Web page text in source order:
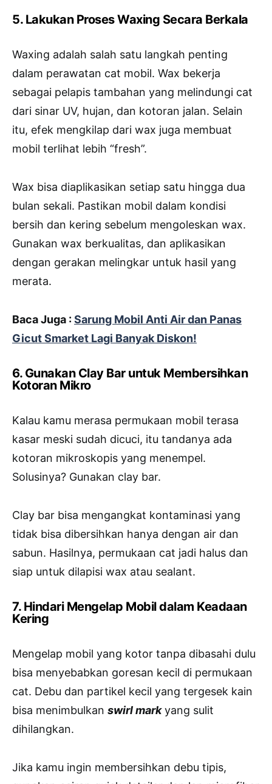
5. Lakukan Proses Waxing Secara Berkala
Waxing adalah salah satu langkah penting
dalam perawatan cat mobil. Wax bekerja
sebagai pelapis tambahan yang melindungi cat
dari sinar UV, hujan, dan kotoran jalan. Selain
itu, efek mengkilap dari wax juga membuat
mobil terlihat lebih “fresh”.
Wax bisa diaplikasikan setiap satu hingga dua
bulan sekali. Pastikan mobil dalam kondisi
bersih dan kering sebelum mengoleskan wax.
Gunakan wax berkualitas, dan aplikasikan
dengan gerakan melingkar untuk hasil yang
merata.
Baca Juga : Sarung Mobil Anti Air dan Panas
Gicut Smarket Lagi Banyak Diskon!
6. Gunakan Clay Bar untuk Membersihkan
Kotoran Mikro
Kalau kamu merasa permukaan mobil terasa
kasar meski sudah dicuci, itu tandanya ada
kotoran mikroskopis yang menempel.
Solusinya? Gunakan clay bar.
Clay bar bisa mengangkat kontaminasi yang
tidak bisa dibersihkan hanya dengan air dan
sabun. Hasilnya, permukaan cat jadi halus dan
siap untuk dilapisi wax atau sealant.
7. Hindari Mengelap Mobil dalam Keadaan
Kering
Mengelap mobil yang kotor tanpa dibasahi dulu
bisa menyebabkan goresan kecil di permukaan
cat. Debu dan partikel kecil yang tergesek kain
bisa menimbulkan swirl markyang sulit
dihilangkan.
Jika kamu ingin membersihkan debu tipis,